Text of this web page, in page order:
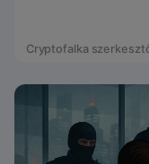
Cryptofalka